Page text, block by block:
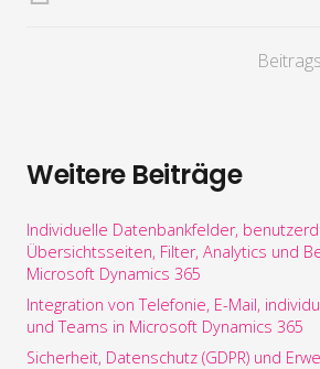
Weitere Beiträge
Individuelle Datenbankfelder,
Übersichtsseiten, Filter, Analytics und
Microsoft Dynamics 365
Integration von Telefonie, E-Mail,
und Teams in Microsoft Dynamics 365
Sicherheit, Datenschutz (GDPR) und